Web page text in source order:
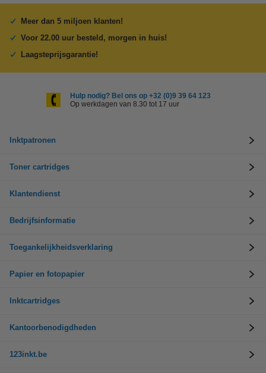
Meer dan 5 miljoen klanten!
Voor 22.00 uur besteld, morgen in huis!
Laagsteprijsgarantie!
Hulp nodig? Bel ons op +32 (0)9 39 64 123
Op werkdagen van 8.30 tot 17 uur
Inktpatronen
Toner cartridges
Klantendienst
Bedrijfsinformatie
Toegankelijkheidsverklaring
Papier en fotopapier
Inktcartridges
Kantoorbenodigdheden
123inkt.be